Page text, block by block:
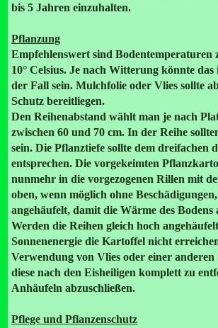
bis 5 Jahren einzuhalten.
Pflanzung
Empfehlenswert sind Bodentemperaturen
10° Celsius. Je nach Witterung könnte
der Fall sein. Mulchfolie oder Vlies sollte
Schutz bereitliegen.
Den Reihenabstand wählt man je nach
zwischen 60 und 70 cm. In der Reihe
sein. Die Pflanztiefe sollte dem dreifachen
entsprechen. Die vorgekeimten
nunmehr in die vorgezogenen Rillen mit
oben, wenn möglich ohne
angehäufelt, damit die Wärme des
Werden die Reihen gleich hoch
Sonnenenergie die Kartoffel nicht
Verwendung von Vlies oder einer anderen
diese nach den Eisheiligen komplett zu
Anhäufeln abzuschließen.
Pflege und Pflanzenschutz